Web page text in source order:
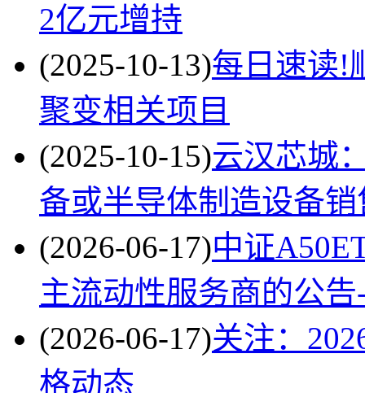
2亿元增持
(2025-10-13)每日速读!
聚变相关项目
(2025-10-15)云汉芯城
备或半导体制造设备销
(2026-06-17)中证
主流动性服务商的公
(2026-06-17)关注：
格动态